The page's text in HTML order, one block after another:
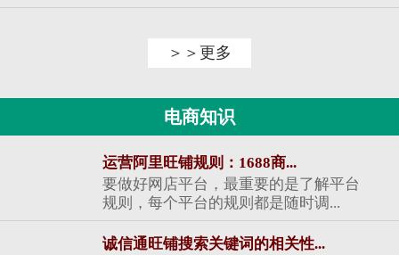
＞＞更多
电商知识
运营阿里旺铺规则：1688商...
要做好网店平台，最重要的是了解平台
规则，每个平台的规则都是随时调...
诚信通旺铺搜索关键词的相关性...